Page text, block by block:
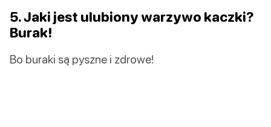
5. Jaki jest ulubiony warzywo kaczki?
Burak!
Bo buraki są pyszne i zdrowe!